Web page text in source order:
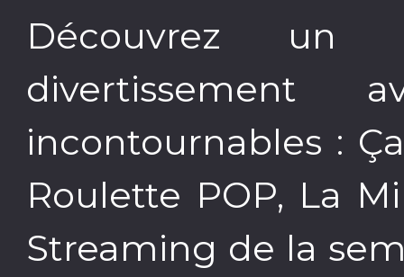
Découvrez un
divertissement
incontournables :
Roulette POP, La
Streaming de la